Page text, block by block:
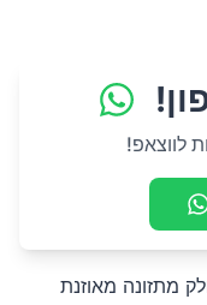
לווצאפ!
מתזונה מאוזנת